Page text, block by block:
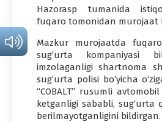
Hazorasp tumanida
fuqaro tomonidan murojaat
Mazkur murojaatda
sug‘urta kompaniyasi
imzolaganligi shartnoma
sug‘urta polisi bo‘yicha
“COBALT” rusumli
ketganligi sababli, sug‘urta
berilmayotganligini bildirgan.